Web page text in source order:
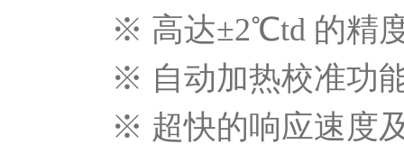
※ 高达±2℃td 的精
※ 自动加热校准功
※ 超快的响应速度